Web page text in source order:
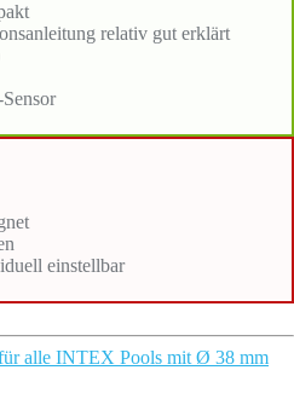
relativ gut erklärt
einstellbar